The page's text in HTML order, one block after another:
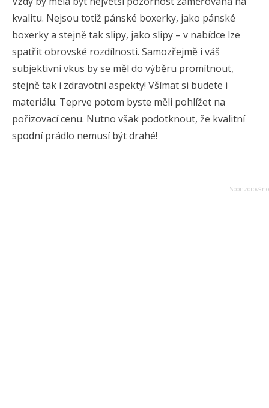
kvalitu. Nejsou totiž pánské boxerky, jako pánské
boxerky a stejně tak slipy, jako slipy – v nabídce lze
spatřit obrovské rozdílnosti. Samozřejmě i váš
subjektivní vkus by se měl do výběru promítnout,
stejně tak i zdravotní aspekty! Všímat si budete i
materiálu. Teprve potom byste měli pohlížet na
pořizovací cenu. Nutno však podotknout, že kvalitní
spodní prádlo nemusí být drahé!